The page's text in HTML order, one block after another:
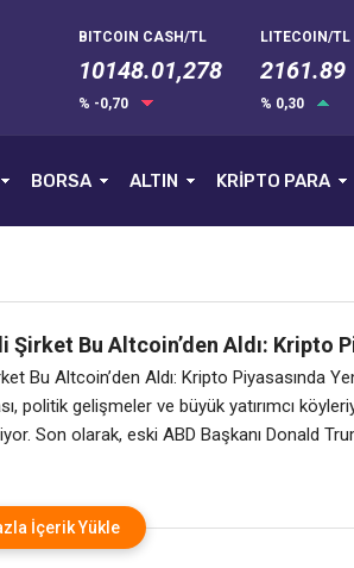
BITCOIN CASH/TL
10148.01,278
% -0,70
LITECOIN/TL
2161.89
% 0,30
BORSA ALTIN KRİPTO PARA
Şirket Bu Altcoin’den Aldı: Kripto
Bu Altcoin’den Aldı: Kripto Piyasasında
politik gelişmeler ve büyük yatırımcı
Son olarak, eski ABD Başkanı Donald
yatırım yapması, piyasada büyük
hem de piyasada analistlerini
İçerik Yükle